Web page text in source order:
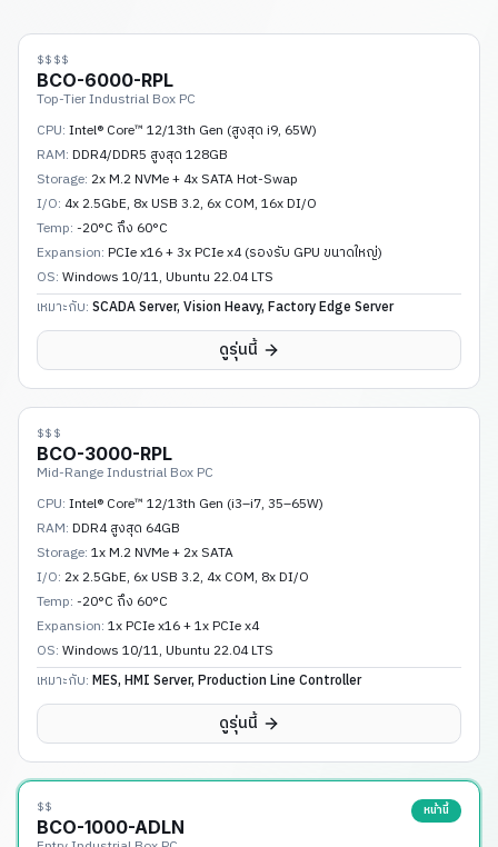
$$$$
BCO-6000-RPL
Top-Tier Industrial Box PC
CPU: Intel® Core™ 12/13th Gen (สูงสุด i9, 65W)
RAM: DDR4/DDR5 สูงสุด 128GB
Storage: 2x M.2 NVMe + 4x SATA Hot-Swap
I/O: 4x 2.5GbE, 8x USB 3.2, 6x COM, 16x DI/O
Temp: -20°C ถึง 60°C
Expansion: PCIe x16 + 3x PCIe x4 (รองรับ GPU ขนาดใหญ่)
OS: Windows 10/11, Ubuntu 22.04 LTS
เหมาะกับ: SCADA Server, Vision Heavy, Factory Edge Server
ดูรุ่นนี้
$$$
BCO-3000-RPL
Mid-Range Industrial Box PC
CPU: Intel® Core™ 12/13th Gen (i3–i7, 35–65W)
RAM: DDR4 สูงสุด 64GB
Storage: 1x M.2 NVMe + 2x SATA
I/O: 2x 2.5GbE, 6x USB 3.2, 4x COM, 8x DI/O
Temp: -20°C ถึง 60°C
Expansion: 1x PCIe x16 + 1x PCIe x4
OS: Windows 10/11, Ubuntu 22.04 LTS
เหมาะกับ: MES, HMI Server, Production Line Controller
ดูรุ่นนี้
$$
BCO-1000-ADLN
หน้านี้